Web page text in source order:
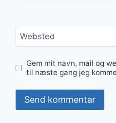
Websted
Gem mit navn, mail og
til næste gang jeg